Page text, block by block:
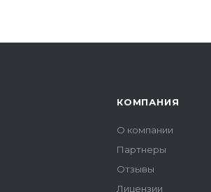
КОМПАНИЯ
О компании
Партнеры
Отзывы
Лицензии